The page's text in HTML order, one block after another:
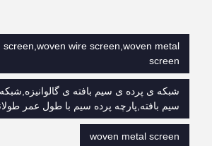
screen,woven wire screen,woven metal
screen
شبکه ی پرده ی سیم بافته ی
سیم بافته,پارچه پرده سیم با طول عمر
woven metal screen